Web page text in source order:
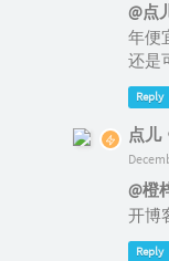
@点
年便
还是
Reply
点儿
@橙
开博
Reply